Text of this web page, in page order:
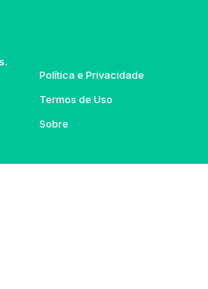
Política e Privacidade
Termos de Uso
Sobre